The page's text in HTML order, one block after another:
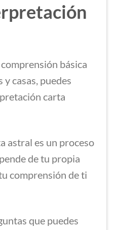
básica
y casas, puedes
carta
astral es un proceso
de tu propia
comprensión de ti
que puedes